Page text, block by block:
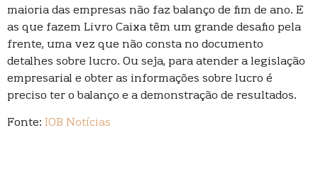
maioria das empresas não faz balanço de fim de ano. E
as que fazem Livro Caixa têm um grande desafio pela
frente, uma vez que não consta no documento
detalhes sobre lucro. Ou seja, para atender a legislação
empresarial e obter as informações sobre lucro é
preciso ter o balanço e a demonstração de resultados.
Fonte: IOB Notícias